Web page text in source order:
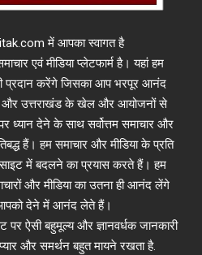
में आपका स्वागत है
एवं मीडिया प्लेटफार्म है। यहां हम
प्रदान करेंगे जिसका आप भरपूर आनंद
और उत्तराखंड के खेल और आयोजनों से
ध्यान देने के साथ सर्वोत्तम समाचार और
हैं। हम समाचार और मीडिया के प्रति
में बदलने का प्रयास करते हैं। हम
और मीडिया का उतना ही आनंद लेंगे
देने में आनंद लेते हैं।
ऐसी बहुमूल्य और ज्ञानवर्धक जानकारी
और समर्थन बहुत मायने रखता है.